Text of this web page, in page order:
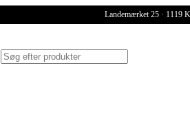
Landemærket 25 · 1119
Products
search